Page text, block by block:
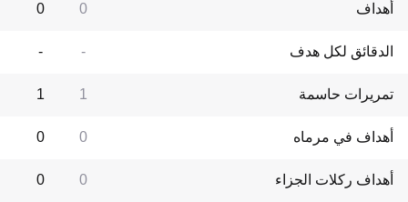
أهداف 0
0
الدقائق لكل هدف -
-
تمريرات حاسمة 1
1
أهداف في مرماه 0
0
أهداف ركلات الجزاء 0
0